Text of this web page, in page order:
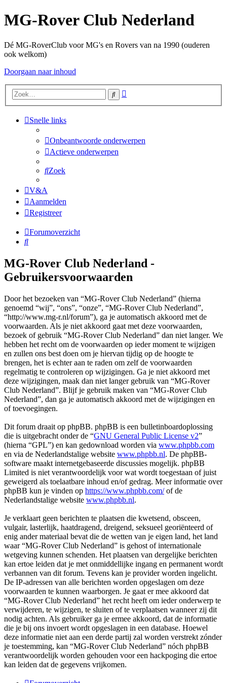
MG-Rover Club Nederland
Dé MG-RoverClub voor MG's en Rovers van na 1990 (ouderen
ook welkom)
Doorgaan naar inhoud
Zoek
Snelle links
Onbeantwoorde onderwerpen
Actieve onderwerpen
Zoek
V&A
Aanmelden
Registreer
Forumoverzicht
Zoek
MG-Rover Club Nederland -
Gebruikersvoorwaarden
Door het bezoeken van “MG-Rover Club Nederland” (hierna
genoemd “wij”, “ons”, “onze”, “MG-Rover Club Nederland”,
“http://www.mg-r.nl/forum”), ga je automatisch akkoord met de
voorwaarden. Als je niet akkoord gaat met deze voorwaarden,
bezoek of gebruik “MG-Rover Club Nederland” dan niet langer. We
hebben het recht om de voorwaarden op ieder moment te wijzigen
en zullen ons best doen om je hiervan tijdig op de hoogte te
brengen, het is echter aan te raden om zelf de voorwaarden
regelmatig te controleren op wijzigingen. Ga je niet akkoord met
deze wijzigingen, maak dan niet langer gebruik van “MG-Rover
Club Nederland”. Blijf je gebruik maken van “MG-Rover Club
Nederland”, dan ga je automatisch akkoord met de wijzigingen en
of toevoegingen.
Dit forum draait op phpBB. phpBB is een bulletinboardoplossing
die is uitgebracht onder de “GNU General Public License v2”
(hierna “GPL”) en kan gedownload worden via www.phpbb.com
en via de Nederlandstalige website www.phpbb.nl. De phpBB-
software maakt internetgebaseerde discussies mogelijk. phpBB
Limited is niet verantwoordelijk voor wat wordt toegestaan of juist
geweigerd als toelaatbare inhoud en/of gedrag. Meer informatie over
phpBB kun je vinden op https://www.phpbb.com/of de
Nederlandstalige website www.phpbb.nl.
Je verklaart geen berichten te plaatsen die kwetsend, obsceen,
vulgair, lasterlijk, haatdragend, dreigend, seksueel georiënteerd of
enig ander materiaal bevat die de wetten van je eigen land, het land
waar “MG-Rover Club Nederland” is gehost of internationale
wetgeving kunnen schenden. Het plaatsen van dergelijke berichten
kan ertoe leiden dat je met onmiddellijke ingang en permanent wordt
verbannen van dit forum. Tevens kan je provider worden ingelicht.
De IP-adressen van alle berichten worden opgeslagen om deze
voorwaarden te kunnen waarborgen. Je gaat er mee akkoord dat
“MG-Rover Club Nederland” het recht heeft om ieder onderwerp te
verwijderen, te wijzigen, te sluiten of te verplaatsen wanneer zij dit
nodig achten. Als gebruiker ga je ermee akkoord, dat de informatie
die je bij ons invoert wordt opgeslagen in een database. Hoewel
deze informatie niet aan een derde partij zal worden verstrekt zónder
je toestemming, kan “MG-Rover Club Nederland” nóch phpBB
verantwoordelijk worden gehouden voor een hackpoging die ertoe
kan leiden dat de gegevens vrijkomen.